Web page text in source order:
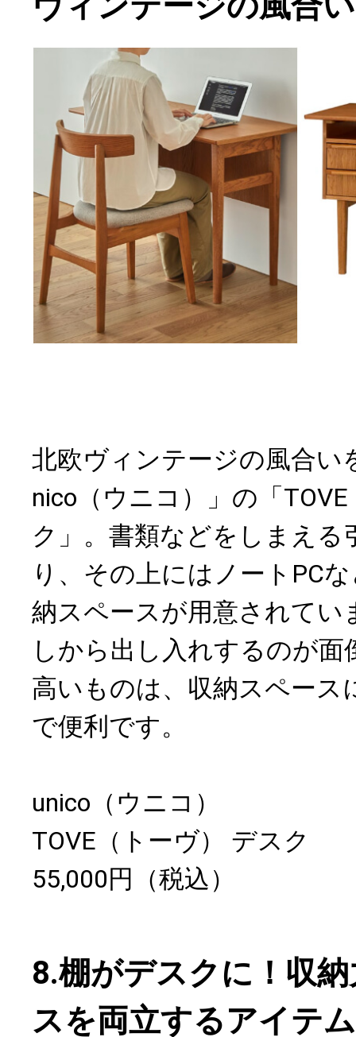
北欧ヴィンテージの風合い
nico（ウニコ）」の「
ク」。書類などをしまえる
り、その上にはノートPC
納スペースが用意されてい
しから出し入れするのが面
高いものは、収納スペース
で便利です。
unico（ウニコ）
TOVE（トーヴ） デスク
55,000円（税込）
8.棚がデスクに！収
スを両立するアイテム